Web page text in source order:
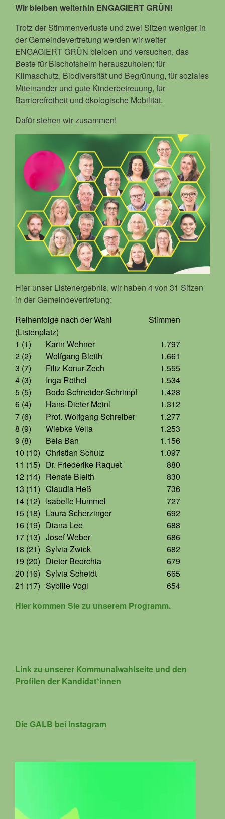
Wir bleiben weiterhin ENGAGIERT GRÜN!
Trotz der Stimmenverluste und zwei Sitzen weniger in
der Gemeindevertretung werden wir weiter
ENGAGIERT GRÜN bleiben und versuchen, das
Beste für Bischofsheim herauszuholen: für
Klimaschutz, Biodiversität und Begrünung, für soziales
Miteinander und gute Kinderbetreuung, für
Barrierefreiheit und ökologische Mobilität.
Dafür stehen wir zusammen!
Hier unser Listenergebnis, wir haben 4 von 31 Sitzen
in der Gemeindevertretung:
Reihenfolge nach der Wahl
(Listenplatz)
Stimmen
1 (1) Karin Wehner
1.797
2 (2)
Wolfgang Bleith
1.661
3 (7)
Filiz Konur-Zech
1.555
4 (3)
Inga Röthel
1.534
5 (5)
Bodo Schneider-Schrimpf
1.428
6 (4)
Hans-Dieter Meinl
1.312
7 (6)
Prof. Wolfgang Schreiber
1.277
8 (9)
Wiebke Vella
1.253
9 (8)
Bela Ban
1.156
10 (10) Christian Schulz
1.097
11 (15) Dr. Friederike Raquet
880
12 (14) Renate Bleith
830
13 (11) Claudia Heß
736
14 (12) Isabelle Hummel
727
15 (18) Laura Scherzinger
692
16 (19) Diana Lee
688
17 (13) Josef Weber
686
18 (21) Sylvia Zwick
682
19 (20) Dieter Beorchia
679
20 (16) Sylvia Scheidt
665
21 (17) Sybille Vogl
654
Hier kommen Sie zu unserem Programm.
Link zu unserer Kommunalwahlseite und den
Profilen der Kandidat*innen
Die GALB bei Instagram